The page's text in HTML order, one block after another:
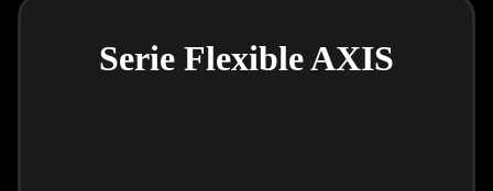
Serie Flexible AXIS